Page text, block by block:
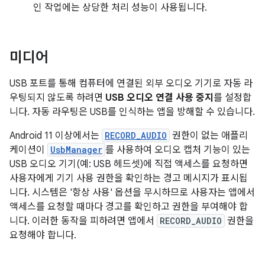
인 작업에는 상당한 처리 성능이 사용됩니다.
미디어
USB 포트를 통해 컴퓨터에 연결된 외부 오디오 기기로 자동 라
우팅되지 않도록 하려면 USB 오디오 연결 사용 중지 를 설정합
니다. 자동 라우팅은 USB를 인식하는 앱을 방해할 수 있습니다.
Android 11 이상에서는 RECORD_AUDIO 권한이 없는 애플리
케이션이
UsbManager 를 사용하여 오디오 캡처 기능이 있는
USB 오디오 기기(예: USB 헤드셋)에 직접 액세스를 요청하면
사용자에게 기기 사용 권한을 확인하는 경고 메시지가 표시됩
니다. 시스템은 '항상 사용' 옵션을 무시하므로 사용자는 앱에서
액세스를 요청할 때마다 경고를 확인하고 권한을 부여해야 합
니다. 이러한 동작을 피하려면 앱에서
RECORD_AUDIO 권한을
요청해야 합니다.